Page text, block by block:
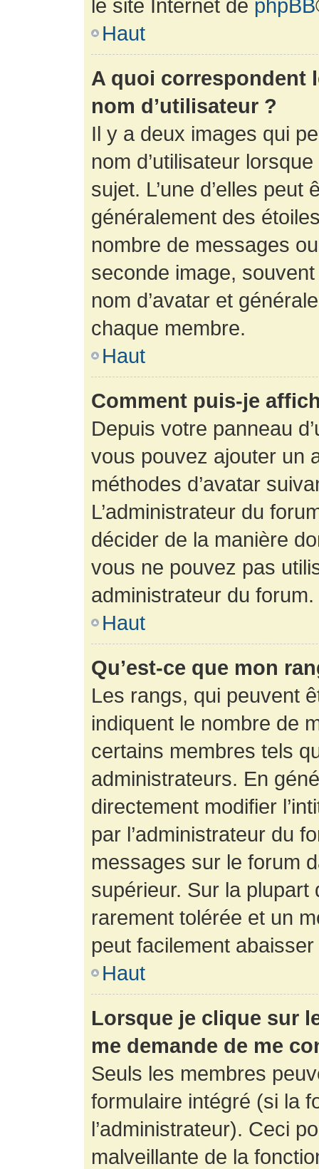
le site Internet de phpBB
Haut
A quoi correspondent
nom d’utilisateur ?
Il y a deux images qui
nom d’utilisateur
sujet. L’une d’elles
généralement des
nombre de messages
seconde image,
nom d’avatar et
chaque membre.
Haut
Comment puis-je
Depuis votre panneau
vous pouvez ajouter un
méthodes d’avatar
L’administrateur du
décider de la manière
vous ne pouvez pas
administrateur du forum.
Haut
Qu’est-ce que mon
Les rangs, qui peuvent
indiquent le nombre de
certains membres tels
administrateurs. En
directement modifier
par l’administrateur du
messages sur le forum
supérieur. Sur la
rarement tolérée et un
peut facilement
Haut
Lorsque je clique sur
me demande de me
Seuls les membres
formulaire intégré (si la
l’administrateur). Ceci
malveillante de la